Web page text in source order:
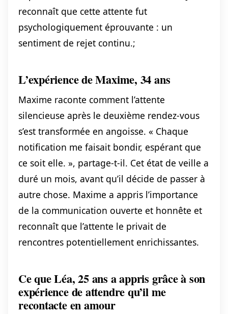
reconnaît que cette attente fut
psychologiquement éprouvante : un
sentiment de rejet continu.;
L’expérience de Maxime, 34 ans
Maxime raconte comment l’attente
silencieuse après le deuxième rendez-vous
s’est transformée en angoisse. « Chaque
notification me faisait bondir, espérant que
ce soit elle. », partage-t-il. Cet état de veille a
duré un mois, avant qu’il décide de passer à
autre chose. Maxime a appris l’importance
de la communication ouverte et honnête et
reconnaît que l’attente le privait de
rencontres potentiellement enrichissantes.
Ce que Léa, 25 ans a appris grâce à son
expérience de attendre qu’il me
recontacte en amour